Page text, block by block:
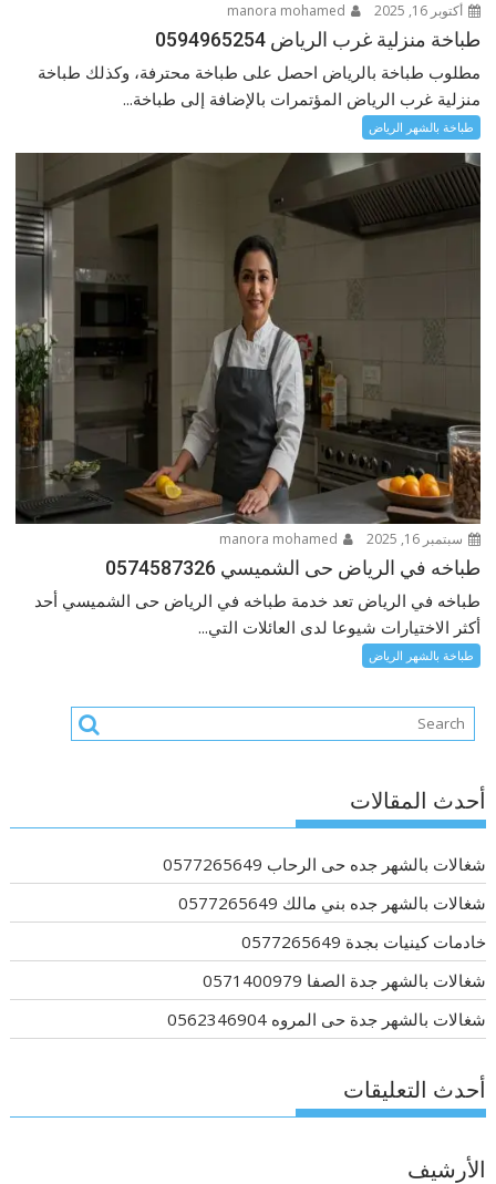
أكتوبر 16, 2025
طباخة منزلية غرب الرياض 0594965254
مطلوب طباخة بالرياض احصل على طباخة محترفة، وكذلك طباخة
منزلية غرب الرياض المؤتمرات بالإضافة إلى طباخة...
طباخة بالشهر الرياض
سبتمبر 16, 2025
طباخه في الرياض حى الشميسي 0574587326
طباخه في الرياض تعد خدمة طباخه في الرياض حى الشميسي أحد
أكثر الاختيارات شيوعا لدى العائلات التي...
طباخة بالشهر الرياض
أحدث المقالات
شغالات بالشهر جده حى الرحاب 0577265649
شغالات بالشهر جده بني مالك 0577265649
خادمات كينيات بجدة 0577265649
شغالات بالشهر جدة الصفا 0571400979
شغالات بالشهر جدة حى المروه 0562346904
أحدث التعليقات
الأرشيف